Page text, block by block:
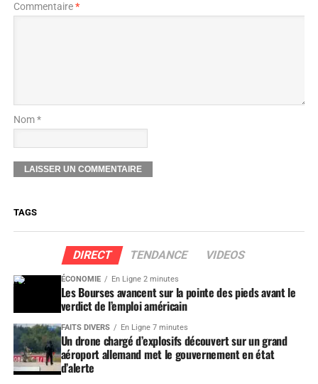
Commentaire*
Nom *
TAGS
DIRECT TENDANCE VIDEOS
ÉCONOMIE En Ligne 2 minutes
Les Bourses avancent sur la pointe des pieds avant le
verdict de l’emploi américain
FAITS DIVERS En Ligne 7 minutes
Un drone chargé d’explosifs découvert sur un grand
aéroport allemand met le gouvernement en état
d’alerte